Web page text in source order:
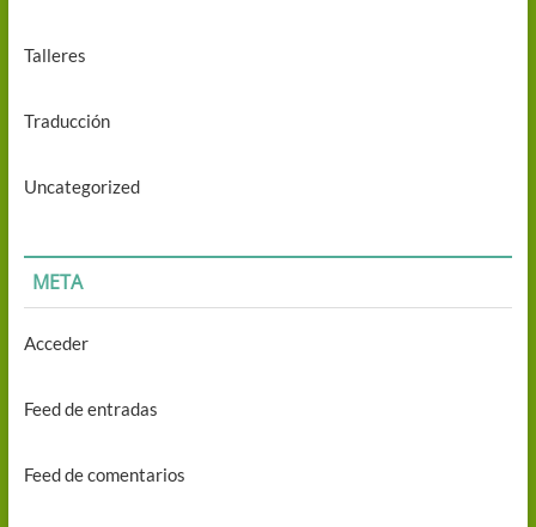
Talleres
Traducción
Uncategorized
META
Acceder
Feed de entradas
Feed de comentarios